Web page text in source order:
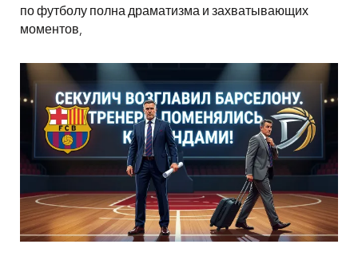
по футболу полна драматизма и захватывающих
моментов,